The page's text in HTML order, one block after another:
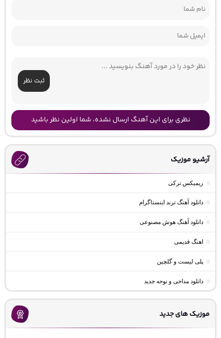
ثبت نظر
نظری برای این آهنگ ارسال نشده، شما اولین نظر باشید
آرشیو موزیک
ریمیکس ترکی
دانلود آهنگ ترند اینستاگرام
دانلود آهنگ هوش مصنوعی
اهنگ قدیمی
پلی لیست و گلچین
دانلود مداحی و نوحه جدید
موزیک های جدید